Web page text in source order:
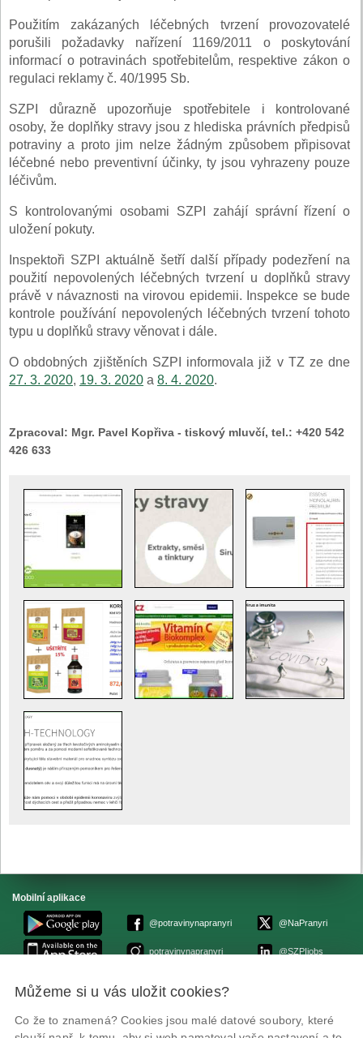
Použitím zakázaných léčebných tvrzení provozovatelé
porušili požadavky nařízení 1169/2011 o poskytování
informací o potravinách spotřebitelům, respektive zákon o
regulaci reklamy č. 40/1995 Sb.
SZPI důrazně upozorňuje spotřebitele i kontrolované
osoby, že doplňky stravy jsou z hlediska právních předpisů
potraviny a proto jim nelze žádným způsobem připisovat
léčebné nebo preventivní účinky, ty jsou vyhrazeny pouze
léčivům.
S kontrolovanými osobami SZPI zahájí správní řízení o
uložení pokuty.
Inspektoři SZPI aktuálně šetří další případy podezření na
použití nepovolených léčebných tvrzení u doplňků stravy
právě v návaznosti na virovou epidemii. Inspekce se bude
kontrole používání nepovolených léčebných tvrzení tohoto
typu u doplňků stravy věnovat i dále.
O obdobných zjištěních SZPI informovala již v TZ ze dne
27. 3. 2020, 19. 3. 2020 a 8. 4. 2020.
Zpracoval: Mgr. Pavel Kopřiva - tiskový mluvčí, tel.: +420 542
426 633
Mobilní aplikace
@potravinynapranyri
potravinynapranyri
@NaPranyri
@SZPIjobs
© Státní zemědělská a potravinářská inspekce 2026.
ID datové schránky: avraiqg
Můžeme si u vás uložit cookies?
Co že to znamená? Cookies jsou malé datové soubory, které